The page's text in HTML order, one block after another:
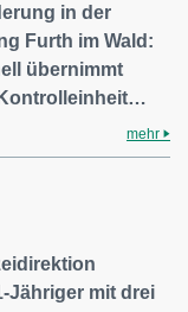
in der
Furth im Wald:
übernimmt
mehr
Jähriger mit drei